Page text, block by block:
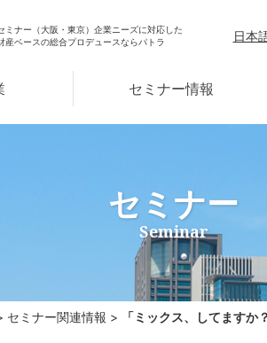
ミナー（大阪・東京）企業ニーズに対応した
産ベースの総合プロデュースならパトラ
日本
セミナー情報
セミナー
Seminar
セミナー関連情報 > 「ミックス、してます